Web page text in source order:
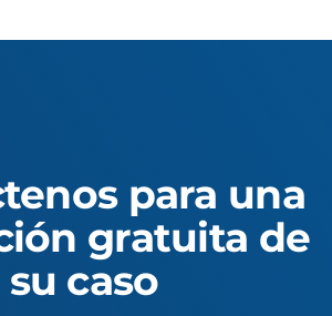
para una
gratuita de
su caso